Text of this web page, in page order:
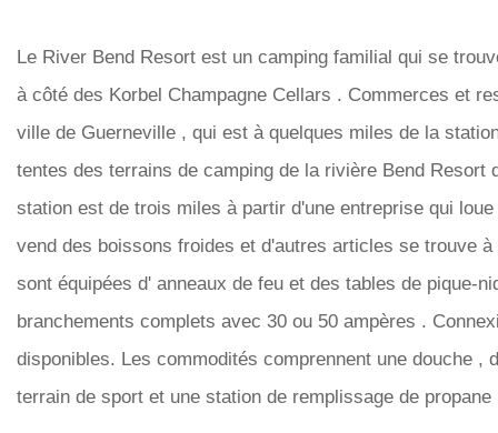
Le River Bend Resort est un camping familial qui se
à côté des Korbel Champagne Cellars . Commerces et
ville de Guerneville , qui est à quelques miles de la
tentes des terrains de camping de la rivière Bend Resort
station est de trois miles à partir d'une entreprise qui
vend des boissons froides et d'autres articles se trouve
sont équipées d' anneaux de feu et des tables de pique-
branchements complets avec 30 ou 50 ampères .
disponibles. Les commodités comprennent une douche ,
terrain de sport et une station de remplissage de propane